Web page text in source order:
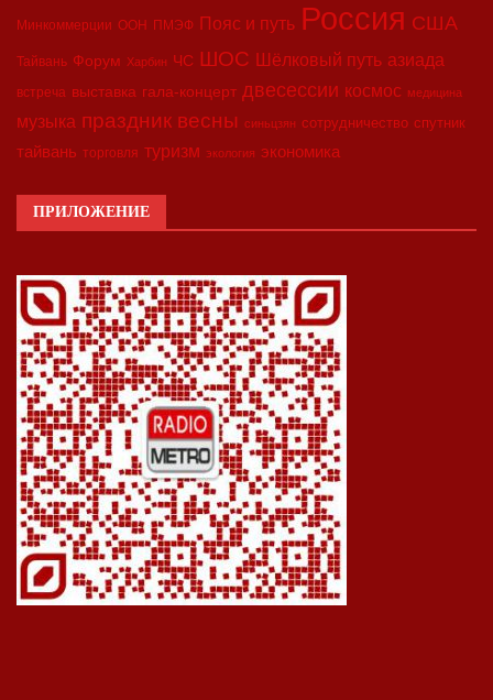
Минкоммерции ООН ПМЭФ Пояс и путь Россия США
Тайвань Форум Харбин ЧС ШОС Шёлковый путь азиада
встреча выставка гала-концерт двесессии космос медицина
музыка праздник весны синьцзян сотрудничество спутник
тайвань торговля туризм экология экономика
ПРИЛОЖЕНИЕ